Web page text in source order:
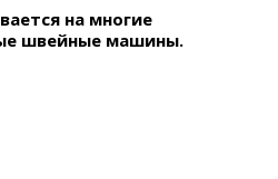
на многие
швейные машины.